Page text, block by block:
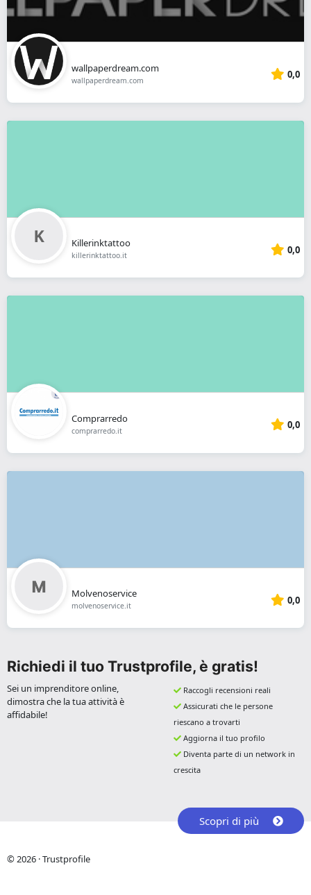
wallpaperdream.com
wallpaperdream.com 0,0
Killerinktattoo
killerinktattoo.it 0,0
Comprarredo
comprarredo.it 0,0
Molvenoservice
molvenoservice.it 0,0
Richiedi il tuo Trustprofile, è gratis!
Sei un imprenditore online,
dimostra che la tua attività è
affidabile!
Raccogli recensioni reali
Assicurati che le persone
riescano a trovarti
Aggiorna il tuo profilo
Diventa parte di un network in
crescita
Scopri di più
© 2026 · Trustprofile